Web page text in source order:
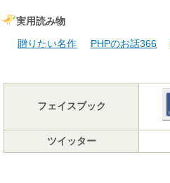
実用読み物
贈りたい名作
PHPのお話366
フェイスブック
ツイッター